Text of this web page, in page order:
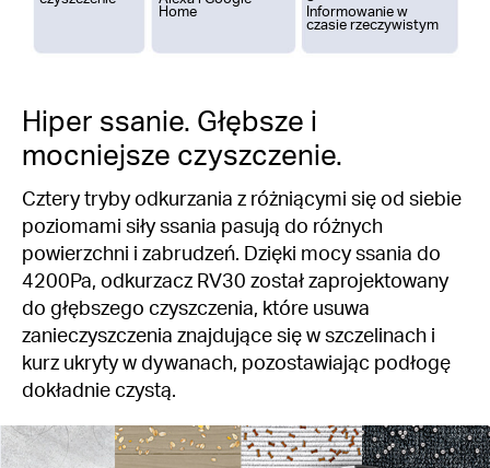
Home
Informowanie w
czasie rzeczywistym
Hiper ssanie. Głębsze i
mocniejsze czyszczenie.
Cztery tryby odkurzania z różniącymi się od siebie
poziomami siły ssania pasują do różnych
powierzchni i zabrudzeń. Dzięki mocy ssania do
4200Pa, odkurzacz RV30 został zaprojektowany
do głębszego czyszczenia, które usuwa
zanieczyszczenia znajdujące się w szczelinach i
kurz ukryty w dywanach, pozostawiając podłogę
dokładnie czystą.